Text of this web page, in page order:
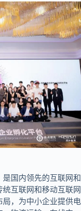
是国内领先的互联网和
互联网和移动互联网
局，为中小企业提供电